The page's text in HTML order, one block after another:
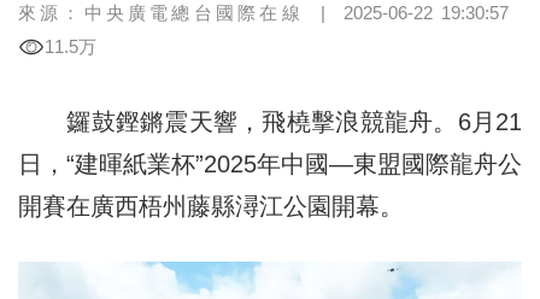
來源：中央廣電總台國際在線 | 2025-06-22 19:30:57
11.5万
鑼鼓鏗鏘震天響，飛橈擊浪競龍舟。6月21
日，“建暉紙業杯”2025年中國—東盟國際龍舟公
開賽在廣西梧州藤縣潯江公園開幕。